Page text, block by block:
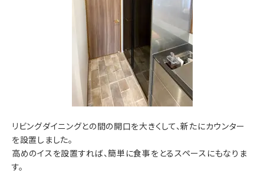
リビングダイニングとの間の開口を大きくして、新たにカウンター
を設置しました。
高めのイスを設置すれば、簡単に食事をとるスペースにもなりま
す。